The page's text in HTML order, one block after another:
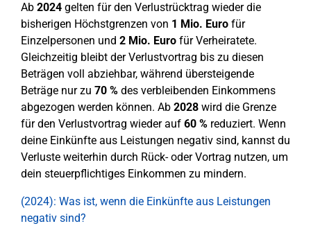
Ab 2024 gelten für den Verlustrücktrag wieder die
bisherigen Höchstgrenzen von 1 Mio. Euro für
Einzelpersonen und 2 Mio. Euro für Verheiratete.
Gleichzeitig bleibt der Verlustvortrag bis zu diesen
Beträgen voll abziehbar, während übersteigende
Beträge nur zu 70 % des verbleibenden Einkommens
abgezogen werden können. Ab 2028 wird die Grenze
für den Verlustvortrag wieder auf 60 % reduziert. Wenn
deine Einkünfte aus Leistungen negativ sind, kannst du
Verluste weiterhin durch Rück- oder Vortrag nutzen, um
dein steuerpflichtiges Einkommen zu mindern.
(2024): Was ist, wenn die Einkünfte aus Leistungen
negativ sind?